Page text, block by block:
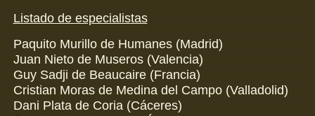
Listado de especialistas
Paquito Murillo de Humanes (Madrid)
Juan Nieto de Museros (Valencia)
Guy Sadji de Beaucaire (Francia)
Cristian Moras de Medina del Campo (Valladolid)
Dani Plata de Coria (Cáceres)